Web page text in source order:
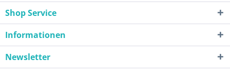
Shop Service
Informationen
Newsletter